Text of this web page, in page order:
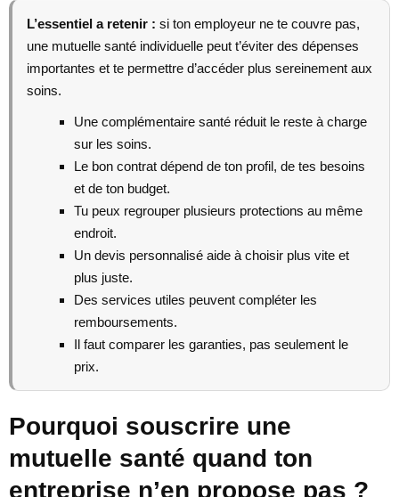
L’essentiel a retenir : si ton employeur ne te couvre pas,
une mutuelle santé individuelle peut t’éviter des dépenses
importantes et te permettre d’accéder plus sereinement aux
soins.
Une complémentaire santé réduit le reste à charge
sur les soins.
Le bon contrat dépend de ton profil, de tes besoins
et de ton budget.
Tu peux regrouper plusieurs protections au même
endroit.
Un devis personnalisé aide à choisir plus vite et
plus juste.
Des services utiles peuvent compléter les
remboursements.
Il faut comparer les garanties, pas seulement le
prix.
Pourquoi souscrire une
mutuelle santé quand ton
entreprise n’en propose pas ?